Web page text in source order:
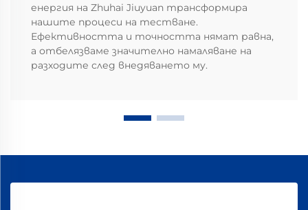
енергия на Zhuhai Jiuyuan трансформира
нашите процеси на тестване.
Ефективността и точността нямат равна,
а отбелязваме значително намаляване на
разходите след внедяването му.